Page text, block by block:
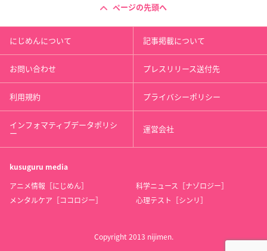
ページの先頭へ
にじめんについて 記事掲載について
お問い合わせ プレスリリース送付先
利用規約 プライバシーポリシー
インフォマティブデータポリシ
ー 運営会社
kusuguru media
アニメ情報［にじめん］
科学ニュース［ナゾロジー］
メンタルケア［ココロジー］
心理テスト［シンリ］
Copyright 2013 nijimen.